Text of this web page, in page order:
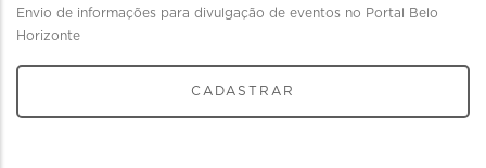
Envio de informações para divulgação de eventos no Portal Belo
Horizonte
CADASTRAR